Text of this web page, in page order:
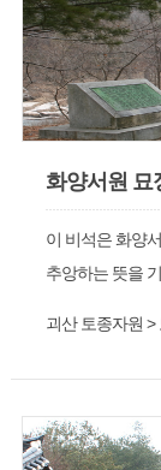
화양서원 묘
이 비석은 화양
추앙하는 뜻을
괴산 토종자원